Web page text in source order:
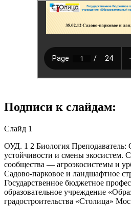
Подписи к слайдам:
Слайд 1
ОУД. 1 2 Биология
устойчивости и смены экосистем.
сообщества — агроэкосистемы и
Садово-парковое и ландшафтное
Государственное бюджетное
образовательное учреждение
градостроительства «Столица»